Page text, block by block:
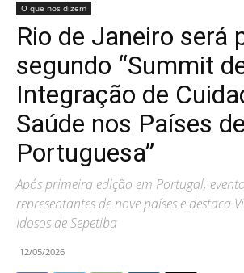
O que nos dizem
Rio de Janeiro será
segundo “Summit
Integração de
Saúde nos Países
Portuguesa”
Após primeira edição em Portugal,
representantes de nove países e destaca
Idosos de Sepetiba
12/05/2026